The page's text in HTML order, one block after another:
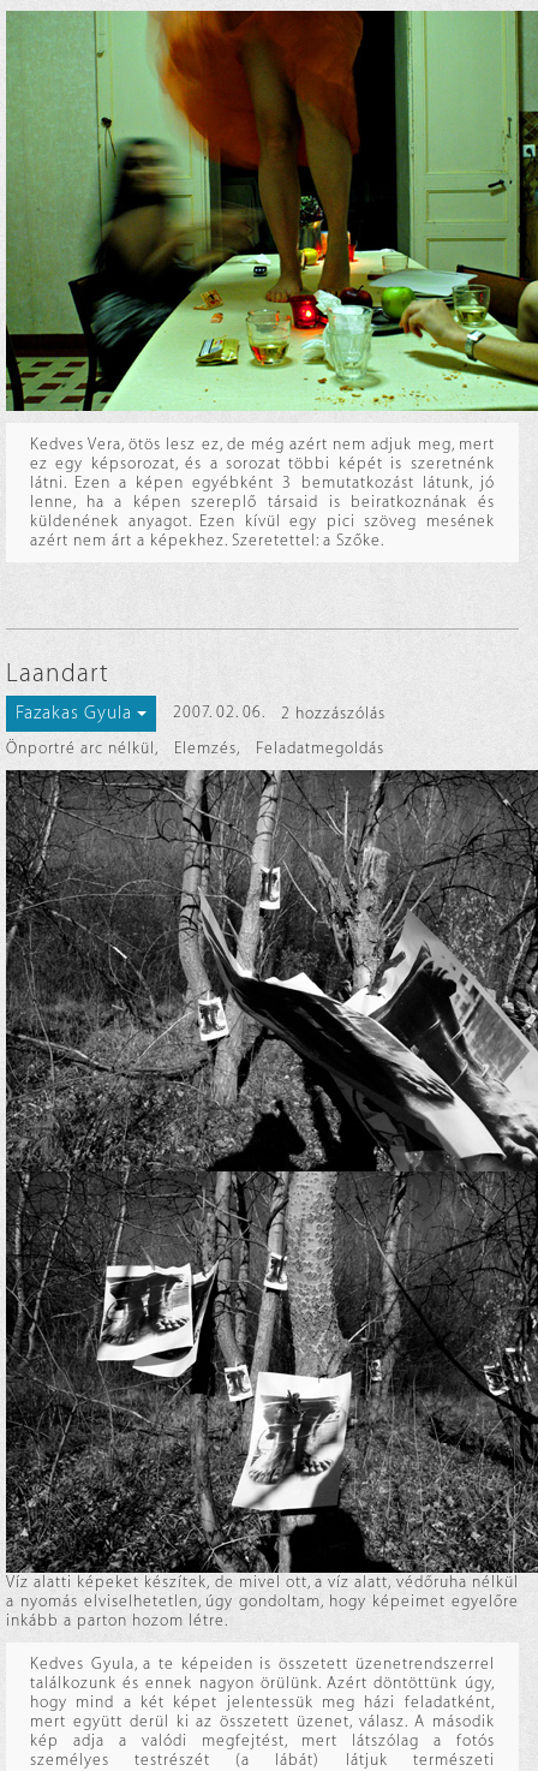
Kedves Vera, ötös lesz ez, de még azért nem adjuk meg, mert
ez egy képsorozat, és a sorozat többi képét is szeretnénk
látni. Ezen a képen egyébként 3 bemutatkozást látunk, jó
lenne, ha a képen szereplő társaid is beiratkoznának és
küldenének anyagot. Ezen kívül egy pici szöveg mesének
azért nem árt a képekhez. Szeretettel: a Szőke.
Laandart
Fazakas Gyula 2007. 02. 06.
2 hozzászólás
Önportré arc nélkül , Elemzés, Feladatmegoldás
Víz alatti képeket készítek, de mivel ott, a víz alatt, védőruha nélkül
a nyomás elviselhetetlen, úgy gondoltam, hogy képeimet egyelőre
inkább a parton hozom létre.
Kedves Gyula, a te képeiden is összetett üzenetrendszerrel
találkozunk és ennek nagyon örülünk. Azért döntöttünk úgy,
hogy mind a két képet jelentessük meg házi feladatként,
mert együtt derül ki az összetett üzenet, válasz. A második
kép adja a valódi megfejtést, mert látszólag a fotós
személyes testrészét (a lábát) látjuk természeti